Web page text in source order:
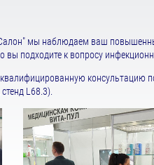
мы наблюдаем ваш
подходите к вопросу
консультацию
L68.3).